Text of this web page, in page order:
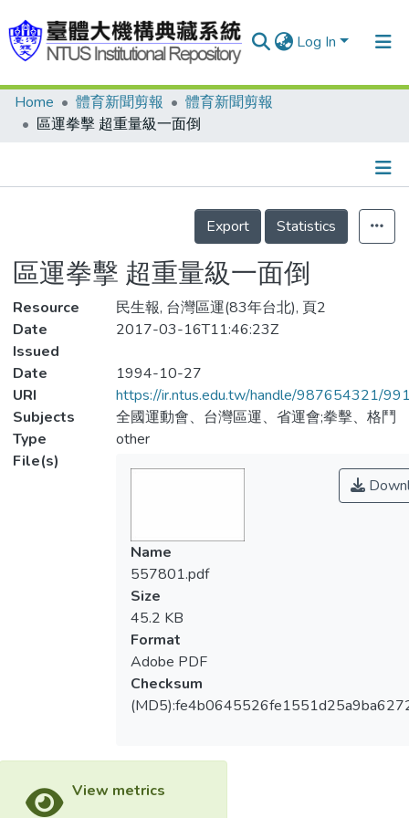
Log In
Communities & Collections
Statistics
Home 體育新聞剪報
體育新聞剪報
區運拳擊 超重量級一面倒
Details
Export
Statistics
區運拳擊 超重量級一面倒
Resource
民生報, 台灣區運(83年台北), 頁2
Date
Issued
2017-03-16T11:46:23Z
Date
1994-10-27
URI
https://ir.ntus.edu.tw/handle/987654321/
Subjects
全國運動會、台灣區運、省運會;拳擊、格鬥
Type
other
File(s)
Name
557801.pdf
Size
45.2 KB
Format
Adobe PDF
Checksum
View metrics